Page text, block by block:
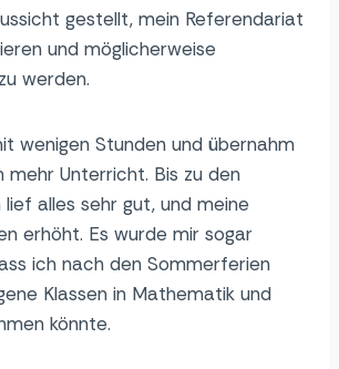
gestellt, mein Referendariat
und möglicherweise
werden.
wenigen Stunden und übernahm
mehr Unterricht. Bis zu den
alles sehr gut, und meine
erhöht. Es wurde mir sogar
ich nach den Sommerferien
Klassen in Mathematik und
könnte.